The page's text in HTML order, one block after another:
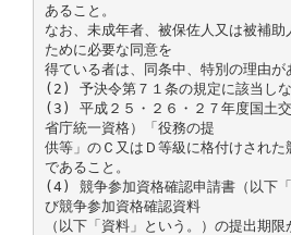
あること。
なお、未成年者、被保佐人又は被補
ために必要な同意を
得ている者は、同条中、特別の理由が
(2) 予決令第７１条の規定に該当しな
(3) 平成２５・２６・２７年度国土
省庁統一資格）「役務の提
供等」のＣ又はＤ等級に格付けされ
であること。
(4) 競争参加資格確認申請書（以下
び競争参加資格確認資料
（以下「資料」という。）の提出期限